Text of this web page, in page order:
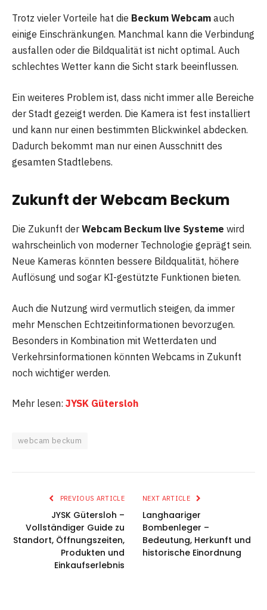
Trotz vieler Vorteile hat die Beckum Webcam auch
einige Einschränkungen. Manchmal kann die Verbindung
ausfallen oder die Bildqualität ist nicht optimal. Auch
schlechtes Wetter kann die Sicht stark beeinflussen.
Ein weiteres Problem ist, dass nicht immer alle Bereiche
der Stadt gezeigt werden. Die Kamera ist fest installiert
und kann nur einen bestimmten Blickwinkel abdecken.
Dadurch bekommt man nur einen Ausschnitt des
gesamten Stadtlebens.
Zukunft der Webcam Beckum
Die Zukunft der Webcam Beckum live Systeme wird
wahrscheinlich von moderner Technologie geprägt sein.
Neue Kameras könnten bessere Bildqualität, höhere
Auflösung und sogar KI-gestützte Funktionen bieten.
Auch die Nutzung wird vermutlich steigen, da immer
mehr Menschen Echtzeitinformationen bevorzugen.
Besonders in Kombination mit Wetterdaten und
Verkehrsinformationen könnten Webcams in Zukunft
noch wichtiger werden.
Mehr lesen: JYSK Gütersloh
webcam beckum
PREVIOUS ARTICLE
JYSK Gütersloh –
Vollständiger Guide zu
Standort, Öffnungszeiten,
Produkten und
Einkaufserlebnis
NEXT ARTICLE
Langhaariger
Bombenleger –
Bedeutung, Herkunft und
historische Einordnung